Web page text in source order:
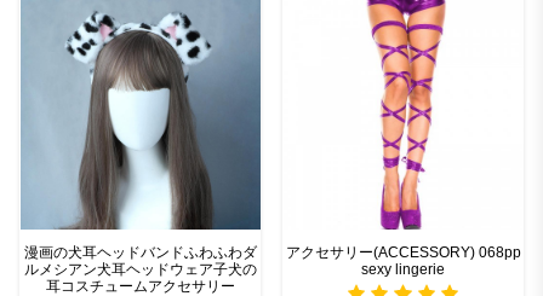
漫画の犬耳ヘッドバンドふわふわダ
ルメシアン犬耳ヘッドウェア子犬の
耳コスチュームアクセサリー
アクセサリー(ACCESSORY) 068pp
sexy lingerie